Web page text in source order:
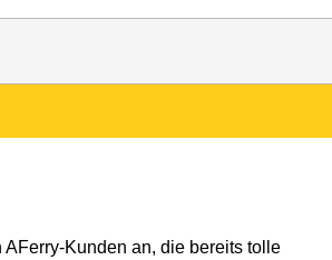
Kunden an, die bereits tolle